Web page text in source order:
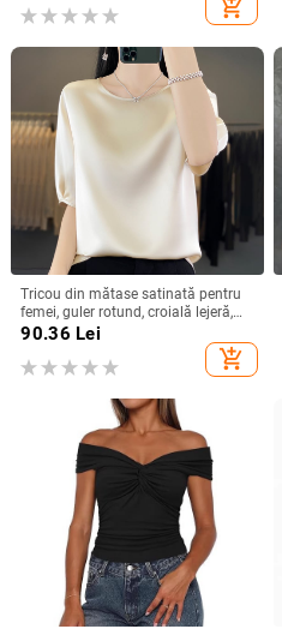
add_shopping_cart
Tricou din mătase satinată pentru
femei, guler rotund, croială lejeră,
mâneci 3/4, top lejer de vară
90.36 Lei
add_shopping_cart